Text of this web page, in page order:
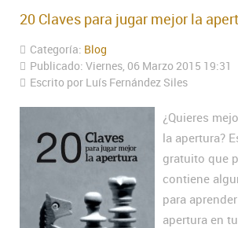
20 Claves para jugar mejor la
Categoría: Blog
Publicado: Viernes, 06 Marzo 2015 19:31
Escrito por Luís Fernández Siles
¿Quieres
la apertura?
gratuito que
contiene
para
apertura en